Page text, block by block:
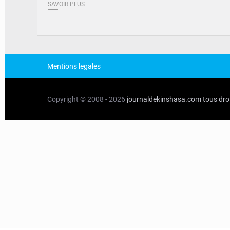
SAVOIR PLUS
Mentions legales
Copyright © 2008 - 2026 journaldekinshasa.comtous